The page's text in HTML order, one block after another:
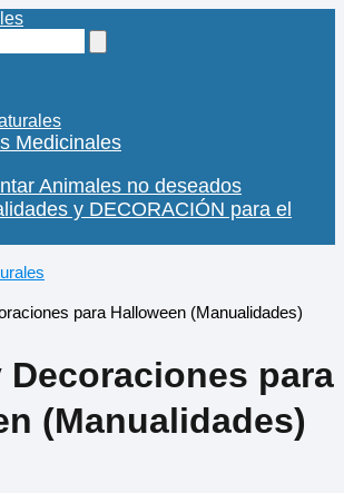
Medicinales
Animales no deseados
y DECORACIÓN para el
para Halloween (Manualidades)
Decoraciones para
(Manualidades)